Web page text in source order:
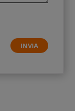
INVIA